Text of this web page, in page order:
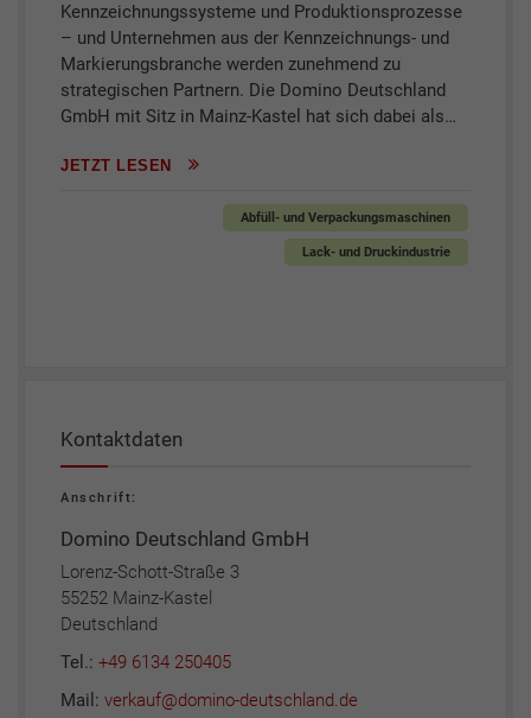
Kennzeichnungssysteme und Produktionsprozesse
– und Unternehmen aus der Kennzeichnungs- und
Markierungsbranche werden zunehmend zu
strategischen Partnern. Die Domino Deutschland
GmbH mit Sitz in Mainz-Kastel hat sich dabei als…
JETZT LESEN
Abfüll- und Verpackungsmaschinen
Lack- und Druckindustrie
Kontaktdaten
Anschrift:
Domino Deutschland GmbH
Lorenz-Schott-Straße 3
55252 Mainz-Kastel
Deutschland
Tel.: +49 6134 250405
Mail: verkauf@domino-deutschland.de